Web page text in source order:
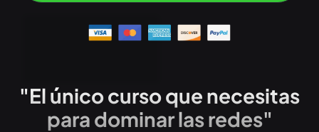
"El único curso que necesitas
para dominar las redes"